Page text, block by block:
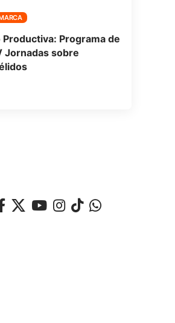
Productiva: Programa de
Jornadas sobre